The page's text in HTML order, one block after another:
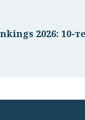
2026: 10-